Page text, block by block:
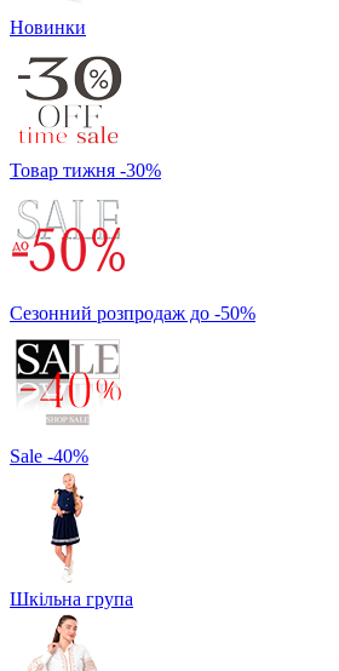
Новинки
Товар тижня -30%
Сезонний розпродаж до -50%
Sale -40%
Шкільна група